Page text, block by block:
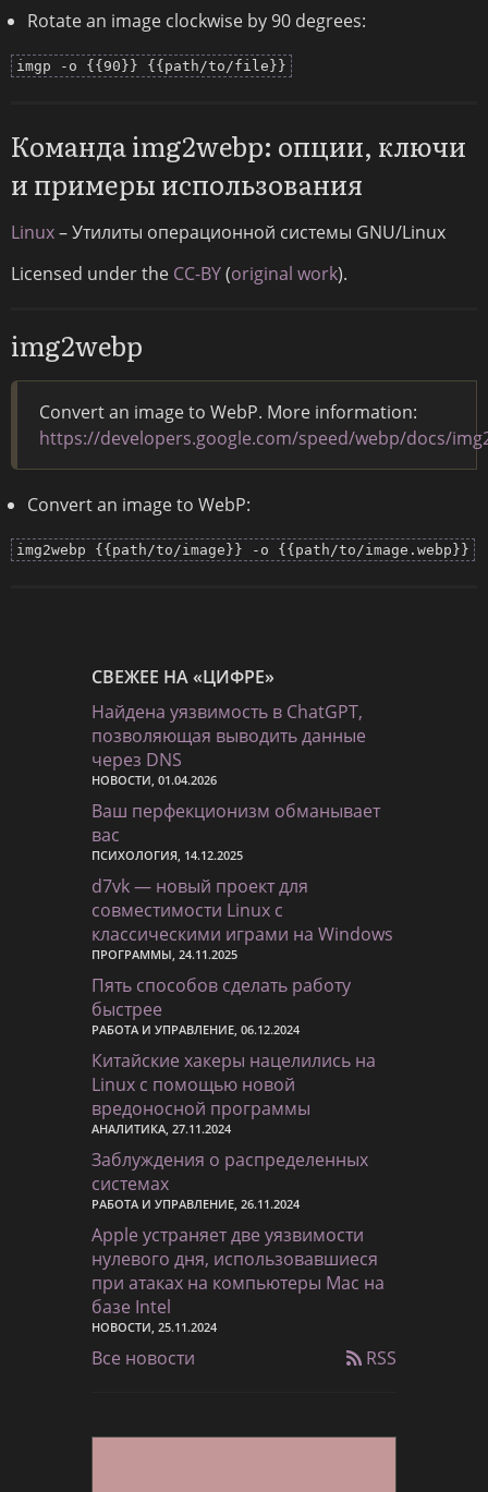
Rotate an image clockwise by 90 degrees:
imgp -o {{90}} {{path/to/file}}
Команда img2webp: опции, ключи
и примеры использования
Linux– Утилиты операционной системы GNU/Linux
Licensed under the CC-BY(original work).
img2webp
Convert an image to WebP. More information:
https://developers.google.com/speed/webp/docs/
Convert an image to WebP:
img2webp {{path/to/image}} -o {{path/to/image.webp}}
СВЕЖЕЕ НА «ЦИФРЕ»
Найдена уязвимость в ChatGPT,
позволяющая выводить данные
через DNS
НОВОСТИ, 01.04.2026
Ваш перфекционизм обманывает
вас
ПСИХОЛОГИЯ, 14.12.2025
d7vk — новый проект для
совместимости Linux с
классическими играми на Windows
ПРОГРАММЫ, 24.11.2025
Пять способов сделать работу
быстрее
РАБОТА И УПРАВЛЕНИЕ, 06.12.2024
Китайские хакеры нацелились на
Linux с помощью новой
вредоносной программы
АНАЛИТИКА, 27.11.2024
Заблуждения о распределенных
системах
РАБОТА И УПРАВЛЕНИЕ, 26.11.2024
Apple устраняет две уязвимости
нулевого дня, использовавшиеся
при атаках на компьютеры Mac на
базе Intel
НОВОСТИ, 25.11.2024
Все новости RSS